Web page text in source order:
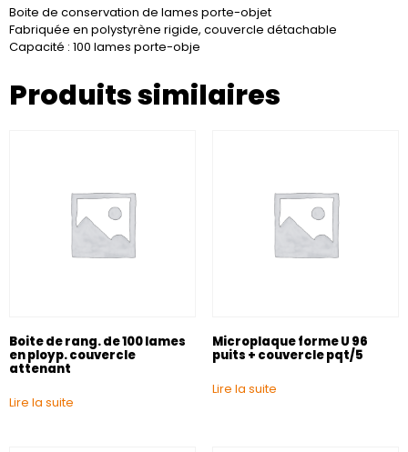
Boite de conservation de lames porte-objet
Fabriquée en polystyrène rigide, couvercle détachable
Capacité : 100 lames porte-obje
Produits similaires
Boite de rang. de 100 lames
en ployp. couvercle
attenant
Lire la suite
Microplaque forme U 96
puits + couvercle pqt/5
Lire la suite